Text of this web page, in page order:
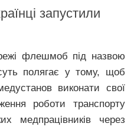
запустили
флешмоб під назвою
полягає у тому, щоб
виконати свої
роботи транспорту
медпрацівників через